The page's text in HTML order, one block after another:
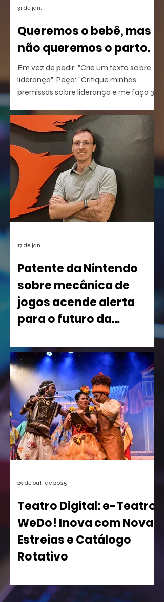
Queremos o bebê, mas
não queremos o parto.
Em vez de pedir: "Crie um texto sobre
liderança". Peça: "Critique minhas
premissas sobre liderança e me faça 3
conseguindo responder".
31 de jan.
Patente da Nintendo
sobre mecânica de
jogos acende alerta
para o futuro da
Nintendo nos Estados Unidos está
causando um rebuliço no mundo dos
games. A empresa conseguiu o registro
de uma mecânica de invocação de
personagens secundários durante o
jogo, uma função super comum em
RPGs e jogos de ação. A medida, que
pode afetar o desenvolvimento de
centenas de futuros títulos, é vista
como um risco, especialmente para os
17 de jan.
Teatro Digital: e-Teatro
WeDo! Inova com Novas
Estreias e Catálogo
Rotativo
sua Casa de Espetáculos Virtual com
29 de out. de 2025